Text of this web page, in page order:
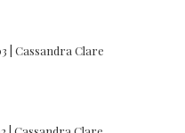
| Cassandra Clare